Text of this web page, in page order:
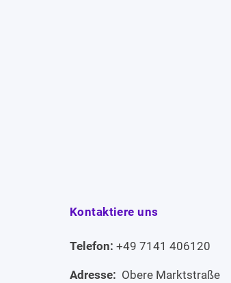
Kontaktiere uns
Telefon: +49 7141 406120
Adresse: Obere Marktstraße